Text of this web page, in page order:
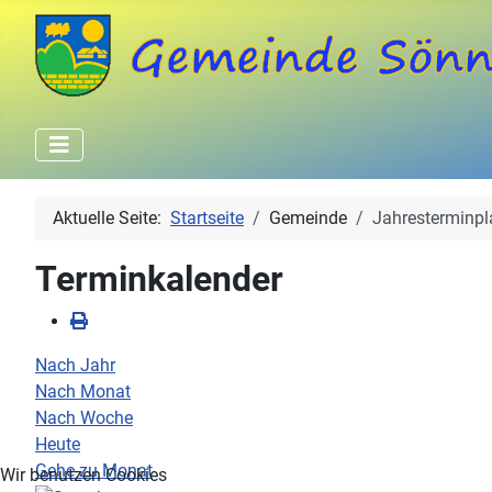
Aktuelle Seite: Startseite Gemeinde
Terminkalender
Nach Jahr
Nach Monat
Nach Woche
Heute
Gehe zu Monat
Wir benutzen Cookies